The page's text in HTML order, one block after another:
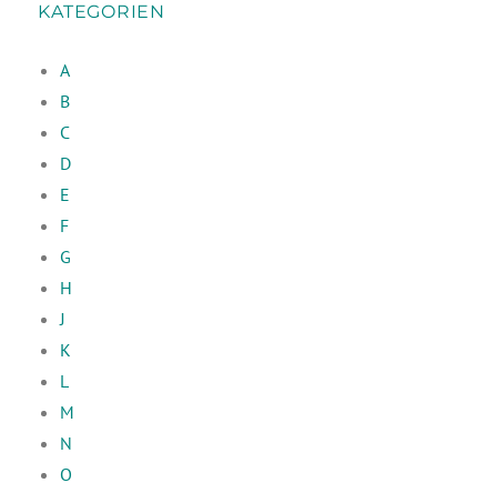
KATEGORIEN
A
B
C
D
E
F
G
H
J
K
L
M
N
O